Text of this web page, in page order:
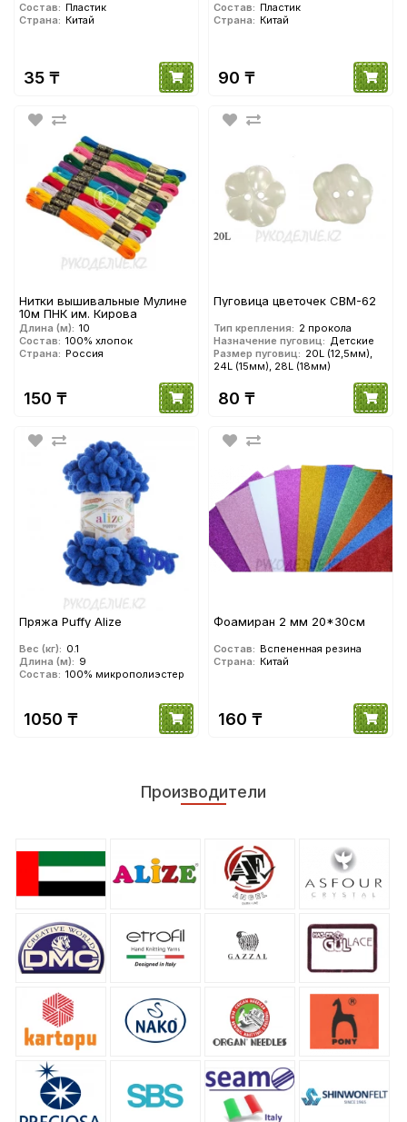
Состав: Пластик
Страна: Китай
35 ₸
Состав: Пластик
Страна: Китай
90 ₸
Нитки вышивальные Мулине
10м ПНК им. Кирова
Длина (м): 10
Состав: 100% хлопок
Страна: Россия
150 ₸
Пуговица цветочек CBM-62
Тип крепления: 2 прокола
Назначение пуговиц: Детские
Размер пуговиц: 20L (12,5мм),
24L (15мм), 28L (18мм)
80 ₸
Пряжа Puffy Alize
Вес (кг): 0.1
Длина (м): 9
Состав: 100% микрополиэстер
1050 ₸
Фоамиран 2 мм 20*30см
Состав: Вспененная резина
Страна: Китай
160 ₸
Производители